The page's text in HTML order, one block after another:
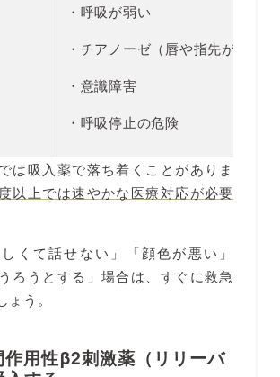
・呼吸が弱い
・チアノーゼ（唇や指先が青紫
・意識障害
・呼吸停止の危険
は吸入薬で落ち着くことがありま
以上では速やかな医療対応が必要
くて話せない」「顔色が悪い」
ろうとする」場合は、すぐに救急
う。
用性β2刺激薬（リリーバ